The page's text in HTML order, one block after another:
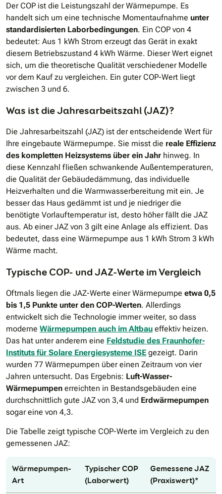
Der COP ist die Leistungszahl der Wärmepumpe. Es
handelt sich um eine technische Momentaufnahme unter
standardisierten Laborbedingungen. Ein COP von 4
bedeutet: Aus 1 kWh Strom erzeugt das Gerät in exakt
diesem Betriebszustand 4 kWh Wärme. Dieser Wert eignet
sich, um die theoretische Qualität verschiedener Modelle
vor dem Kauf zu vergleichen. Ein guter COP-Wert liegt
zwischen 3 und 6.
Was ist die Jahresarbeitszahl (JAZ)?
Die Jahresarbeitszahl (JAZ) ist der entscheidende Wert für
Ihre eingebaute Wärmepumpe. Sie misst die reale Effizienz
des kompletten Heizsystems über ein Jahr hinweg. In
diese Kennzahl fließen schwankende Außentemperaturen,
die Qualität der Gebäudedämmung, das individuelle
Heizverhalten und die Warmwasserbereitung mit ein. Je
besser das Haus gedämmt ist und je niedriger die
benötigte Vorlauftemperatur ist, desto höher fällt die JAZ
aus. Ab einer JAZ von 3 gilt eine Anlage als effizient. Das
bedeutet, dass eine Wärmepumpe aus 1 kWh Strom 3 kWh
Wärme macht.
Typische COP- und JAZ-Werte im Vergleich
Oftmals liegen die JAZ-Werte einer Wärmepumpe etwa 0,5
bis 1,5 Punkte unter den COP-Werten. Allerdings
entwickelt sich die Technologie immer weiter, so dass
moderne Wärmepumpen auch im Altbau effektiv heizen.
Das hat unter anderem eine Feldstudie des Fraunhofer-
Instituts für Solare Energiesysteme ISE gezeigt. Darin
wurden 77 Wärmepumpen über einen Zeitraum von vier
Jahren untersucht. Das Ergebnis: Luft-Wasser-
Wärmepumpen erreichten in Bestandsgebäuden eine
durchschnittlich gute JAZ von 3,4 und Erdwärmepumpen
sogar eine von 4,3.
Die Tabelle zeigt typische COP-Werte im Vergleich zu den
gemessenen JAZ:
Wärmepumpen-
Art
Typischer COP
(Laborwert)
Gemessene JAZ
(Praxiswert)*